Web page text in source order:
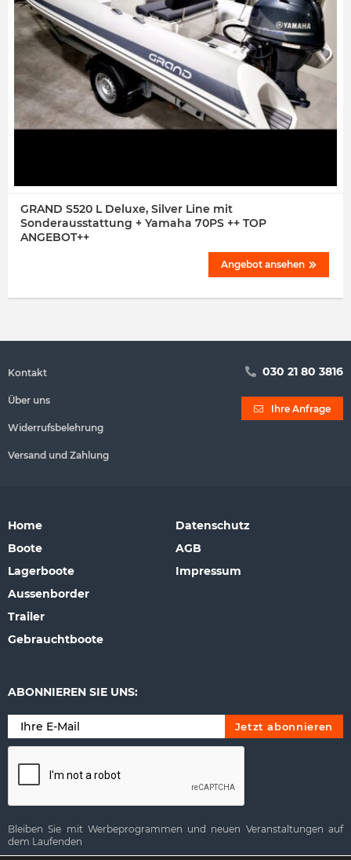
GRAND S520 L Deluxe, Silver Line mit
Sonderausstattung + Yamaha 70PS ++ TOP
ANGEBOT++
Angebot ansehen
Kontakt
Über uns
Widerrufsbelehrung
Versand und Zahlung
030 21 80 3816
Ihre Anfrage
Home
Boote
Lagerboote
Aussenborder
Trailer
Gebrauchtboote
Datenschutz
AGB
Impressum
ABONNIEREN SIE UNS:
Bleiben Sie mit Werbeprogrammen und neuen Veranstaltungen auf
dem Laufenden
Alternative: